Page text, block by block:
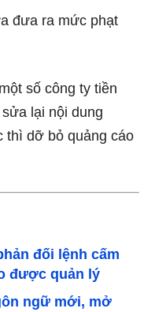
đưa ra mức phạt
số công ty tiền
lại nội dung
thì dỡ bỏ quảng cáo
đối lệnh cấm
được quản lý
ngữ mới, mở